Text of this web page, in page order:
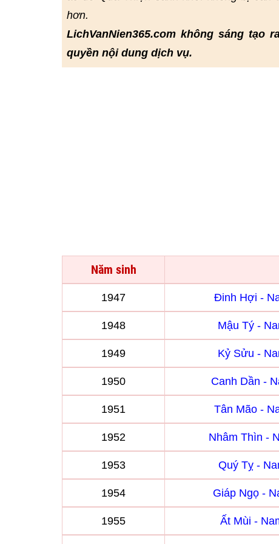
hơn.
LichVanNien365.com không sáng tạo
quyền nội dung dịch vụ.
Năm sinh
1947 Đinh Hợi -
1948 Mậu Tý -
1949 Kỷ Sửu -
1950 Canh Dần -
1951 Tân Mão -
1952 Nhâm Thìn -
1953 Quý Tỵ -
1954 Giáp Ngọ -
1955 Ất Mùi -